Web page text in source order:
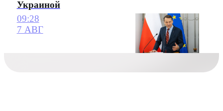
Украиной
09:28
7 АВГ